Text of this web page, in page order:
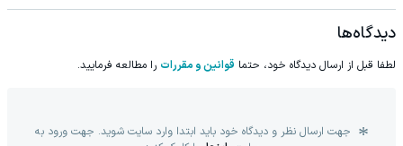
دیدگاه‌ها
لطفا قبل از ارسال دیدگاه خود، حتما قوانین و مقررات را مطالعه فرمایید.
جهت ارسال نظر و دیدگاه خود باید ابتدا وارد سایت شوید. جهت ورود به